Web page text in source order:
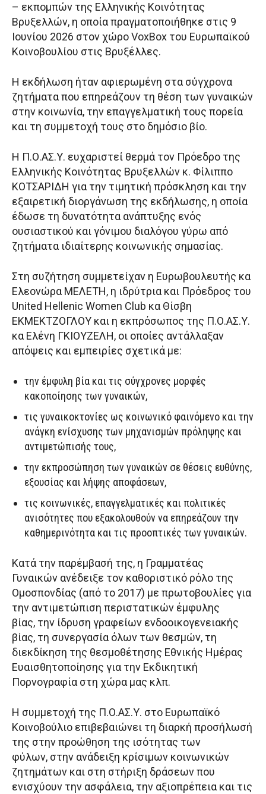
– εκπομπών της Ελληνικής Κοινότητας
Βρυξελλών, η οποία πραγματοποιήθηκε στις 9
Ιουνίου 2026 στον χώρο VoxBox του Ευρωπαϊκού
Κοινοβουλίου στις Βρυξέλλες.
Η εκδήλωση ήταν αφιερωμένη στα σύγχρονα
ζητήματα που επηρεάζουν τη θέση των γυναικών
στην κοινωνία, την επαγγελματική τους πορεία
και τη συμμετοχή τους στο δημόσιο βίο.
Η Π.Ο.ΑΣ.Υ. ευχαριστεί θερμά τον Πρόεδρο της
Ελληνικής Κοινότητας Βρυξελλών κ. Φίλιππο
ΚΟΤΣΑΡΙΔΗ για την τιμητική πρόσκληση και την
εξαιρετική διοργάνωση της εκδήλωσης, η οποία
έδωσε τη δυνατότητα ανάπτυξης ενός
ουσιαστικού και γόνιμου διαλόγου γύρω από
ζητήματα ιδιαίτερης κοινωνικής σημασίας.
Στη συζήτηση συμμετείχαν η Ευρωβουλευτής κα
Ελεονώρα ΜΕΛΕΤΗ, η ιδρύτρια και Πρόεδρος του
United Hellenic Women Club κα Θίσβη
ΕΚΜΕΚΤΖΟΓΛΟΥ και η εκπρόσωπος της Π.Ο.ΑΣ.Υ.
κα Ελένη ΓΚΙΟΥΖΕΛΗ, οι οποίες αντάλλαξαν
απόψεις και εμπειρίες σχετικά με:
την έμφυλη βία και τις σύγχρονες μορφές
κακοποίησης των γυναικών,
τις γυναικοκτονίες ως κοινωνικό φαινόμενο και την
ανάγκη ενίσχυσης των μηχανισμών πρόληψης και
αντιμετώπισής τους,
την εκπροσώπηση των γυναικών σε θέσεις ευθύνης,
εξουσίας και λήψης αποφάσεων,
τις κοινωνικές, επαγγελματικές και πολιτικές
ανισότητες που εξακολουθούν να επηρεάζουν την
καθημερινότητα και τις προοπτικές των γυναικών.
Κατά την παρέμβασή της, η Γραμματέας
Γυναικών ανέδειξε τον καθοριστικό ρόλο της
Ομοσπονδίας (από το 2017) με πρωτοβουλίες για
την αντιμετώπιση περιστατικών έμφυλης
βίας, την ίδρυση γραφείων ενδοοικογενειακής
βίας, τη συνεργασία όλων των θεσμών, τη
διεκδίκηση της θεσμοθέτησης Εθνικής Ημέρας
Ευαισθητοποίησης για την Εκδικητική
Πορνογραφία στη χώρα μας κλπ.
Η συμμετοχή της Π.Ο.ΑΣ.Υ. στο Ευρωπαϊκό
Κοινοβούλιο επιβεβαιώνει τη διαρκή προσήλωσή
της στην προώθηση της ισότητας των
φύλων, στην ανάδειξη κρίσιμων κοινωνικών
ζητημάτων και στη στήριξη δράσεων που
ενισχύουν την ασφάλεια, την αξιοπρέπεια και τις